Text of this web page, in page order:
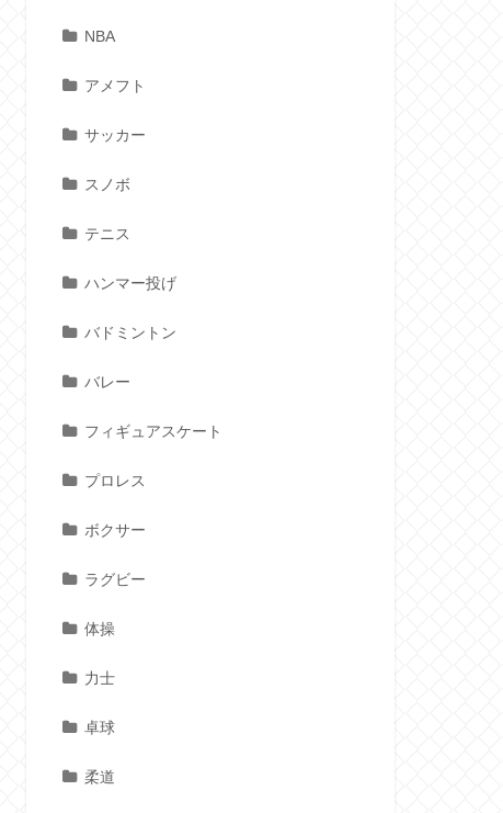
NBA
アメフト
サッカー
スノボ
テニス
ハンマー投げ
バドミントン
バレー
フィギュアスケート
プロレス
ボクサー
ラグビー
体操
力士
卓球
柔道